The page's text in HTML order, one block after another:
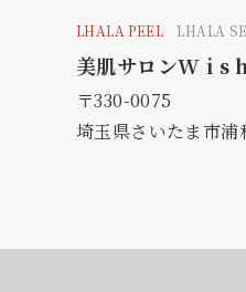
LHALA PEEL LHALA
美肌サロンW i s
〒330-0075
埼玉県さいたま市